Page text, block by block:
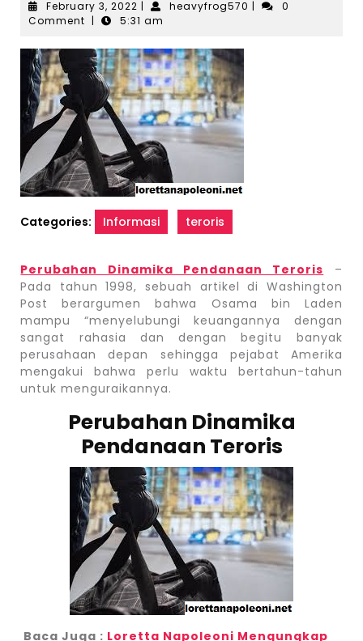
February 3, 2022 February
3,
| heavyfrog570 heavyfrog570
|
0
Comment | 5:31 am
Categories: Informasi teroris
Perubahan Dinamika Pendanaan Teroris –
Pada tahun 1998, sebuah artikel di Washington
Post berargumen bahwa Osama bin Laden
mampu “menyelubungi keuangannya dengan
sangat rahasia dan dengan begitu banyak
perusahaan depan sehingga pejabat Amerika
mengakui bahwa perlu waktu bertahun-tahun
untuk menguraikannya.
Perubahan Dinamika
Pendanaan Teroris
Baca Juga : Loretta Napoleoni Mengungkap